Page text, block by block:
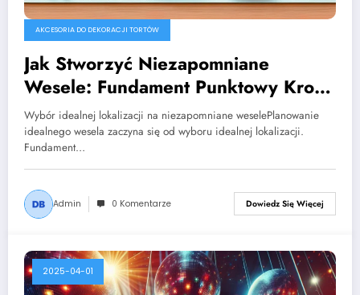
AKCESORIA DO DEKORACJI TORTÓW
Jak Stworzyć Niezapomniane
Wesele: Fundament Punktowy Krok
po Kroku
Wybór idealnej lokalizacji na niezapomniane weselePlanowanie
idealnego wesela zaczyna się od wyboru idealnej lokalizacji.
Fundament…
Admin 0 Komentarze Dowiedz Się Więcej
2025-04-01